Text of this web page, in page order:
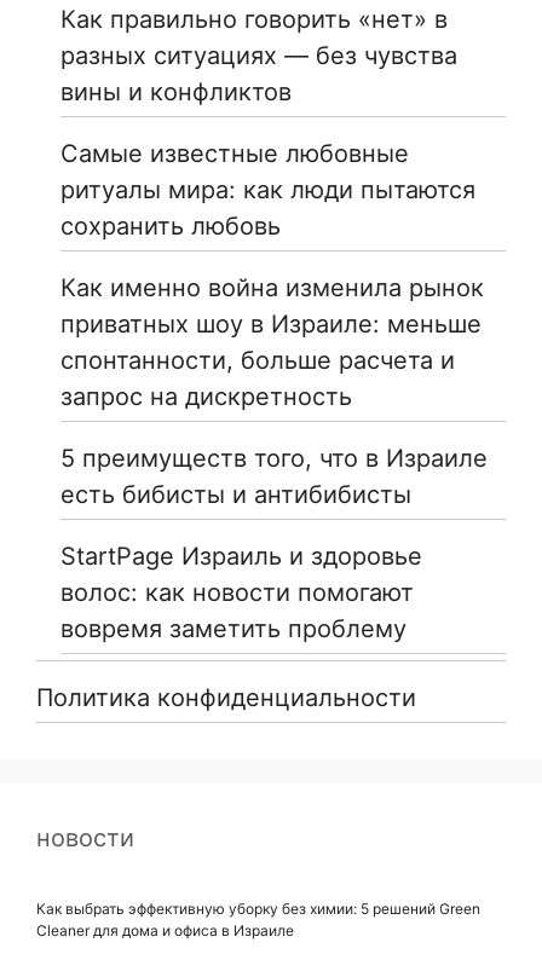
Как правильно говорить «нет» в
разных ситуациях — без чувства
вины и конфликтов
Самые известные любовные
ритуалы мира: как люди пытаются
сохранить любовь
Как именно война изменила рынок
приватных шоу в Израиле: меньше
спонтанности, больше расчета и
запрос на дискретность
5 преимуществ того, что в Израиле
есть бибисты и антибибисты
StartPage Израиль и здоровье
волос: как новости помогают
вовремя заметить проблему
Политика конфиденциальности
новости
Как выбрать эффективную уборку без химии: 5 решений Green
Cleaner для дома и офиса в Израиле